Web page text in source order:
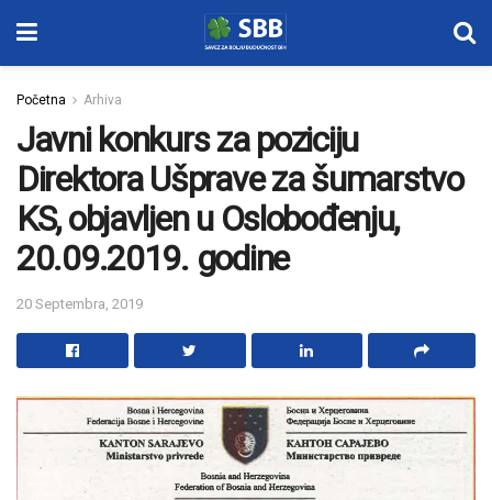
Početna Arhiva
Javni konkurs za poziciju
Direktora Ušprave za šumarstvo
KS, objavljen u Oslobođenju,
20.09.2019. godine
20 Septembra, 2019